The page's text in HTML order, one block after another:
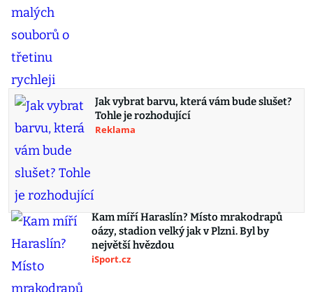
Jak vybrat barvu, která vám bude slušet?
Tohle je rozhodující
Reklama
Kam míří Haraslín? Místo mrakodrapů
oázy, stadion velký jak v Plzni. Byl by
největší hvězdou
iSport.cz